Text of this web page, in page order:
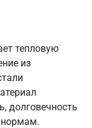
тепловую
из
долговечность
нормам.